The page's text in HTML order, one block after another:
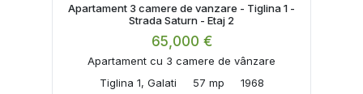
Apartament 3 camere de vanzare - Tiglina 1 -
Strada Saturn - Etaj 2
65,000 €
Apartament cu 3 camere de vânzare
Tiglina 1, Galati
57 mp 1968